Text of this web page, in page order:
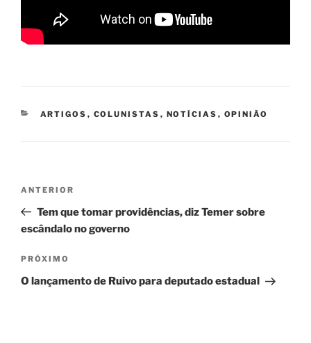
CATEGORIAS
ARTIGOS , COLUNISTAS , NOTÍCIAS , OPINIÃO
Post
Post
anterior
ANTERIOR
Tem que tomar providências, diz Temer sobre
escândalo no governo
Próximo
post
PRÓXIMO
O lançamento de Ruivo para deputado estadual